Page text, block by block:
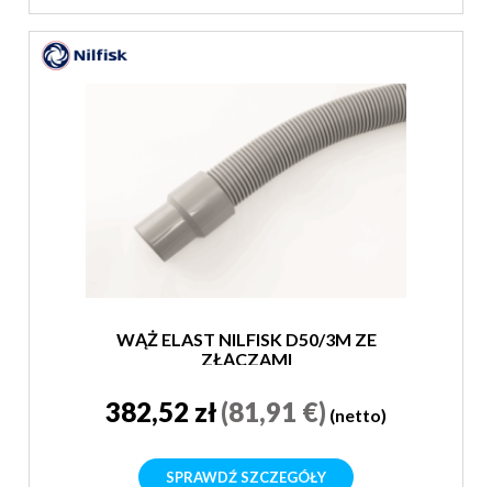
WĄŻ ELAST NILFISK D50/3M ZE
ZŁĄCZAMI
382,52 zł(81,91 €) (netto)
SPRAWDŹ SZCZEGÓŁY